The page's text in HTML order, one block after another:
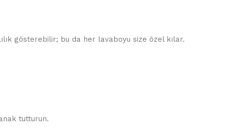
gösterebilir; bu da her lavaboyu size özel kılar.
tutturun.